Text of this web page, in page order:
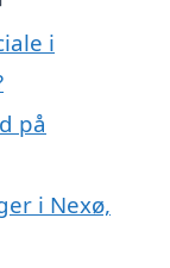
i
på
i Nexø,